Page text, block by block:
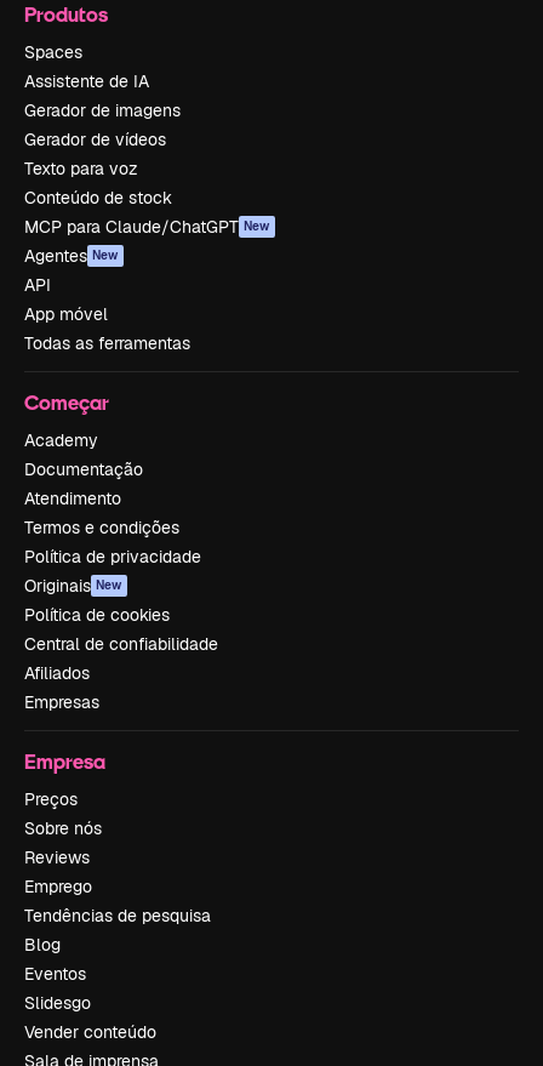
Produtos
Spaces
Assistente de IA
Gerador de imagens
Gerador de vídeos
Texto para voz
Conteúdo de stock
MCP para Claude/ChatGPT New
Agentes New
API
App móvel
Todas as ferramentas
Começar
Academy
Documentação
Atendimento
Termos e condições
Política de privacidade
Originais New
Política de cookies
Central de confiabilidade
Afiliados
Empresas
Empresa
Preços
Sobre nós
Reviews
Emprego
Tendências de pesquisa
Blog
Eventos
Slidesgo
Vender conteúdo
Sala de imprensa